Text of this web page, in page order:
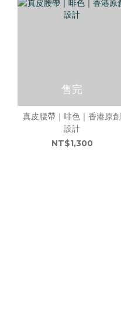
售完
真皮腰帶｜啡色｜香港原創
設計
NT$1,300